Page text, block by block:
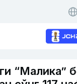
“Малика”